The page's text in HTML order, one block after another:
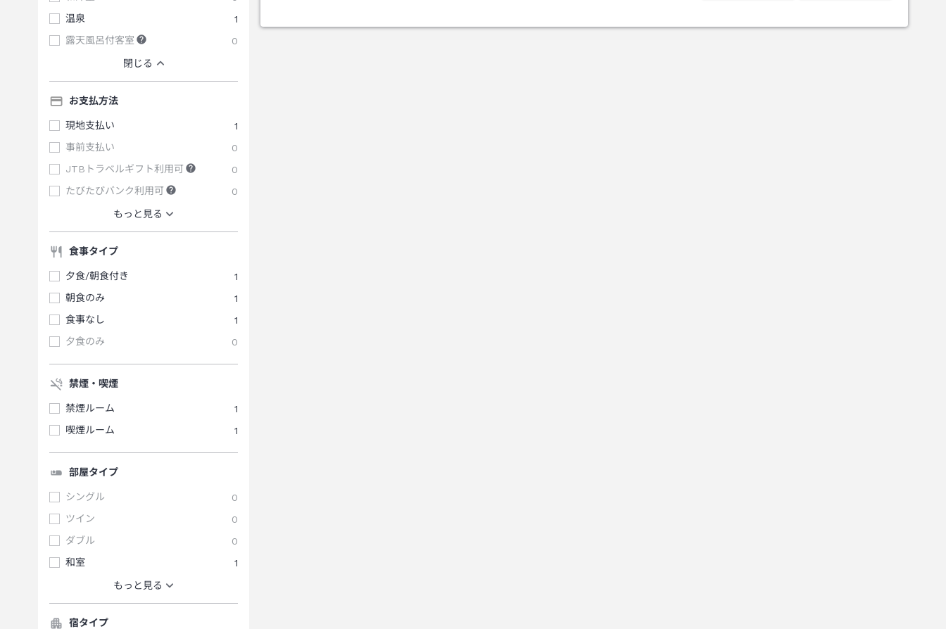
温泉
1
露天風呂付客室
0
閉じる
お支払方法
現地支払い
1
事前支払い
0
JTBトラベルギフト利用可
0
たびたびバンク利用可
0
もっと見る
食事タイプ
夕食/朝食付き
1
朝食のみ
1
食事なし
1
夕食のみ
0
禁煙・喫煙
禁煙ルーム
1
喫煙ルーム
1
部屋タイプ
シングル
0
ツイン
0
ダブル
0
和室
1
もっと見る
宿タイプ